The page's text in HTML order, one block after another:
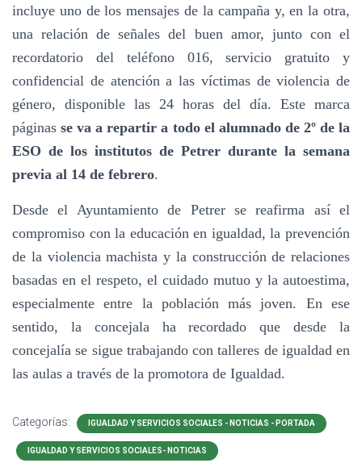
incluye uno de los mensajes de la campaña y, en la otra,
una relación de señales del buen amor, junto con el
recordatorio del teléfono 016, servicio gratuito y
confidencial de atención a las víctimas de violencia de
género, disponible las 24 horas del día. Este marca
páginasse va a repartir a todo el alumnado de 2º de la
ESO de los institutos de Petrer durante la semana
previa al 14 de febrero.
Desde el Ayuntamiento de Petrer se reafirma así el
compromiso con la educación en igualdad, la prevención
de la violencia machista y la construcción de relaciones
basadas en el respeto, el cuidado mutuo y la autoestima,
especialmente entre la población más joven. En ese
sentido, la concejala ha recordado que desde la
concejalía se sigue trabajando con talleres de igualdad en
las aulas a través de la promotora de Igualdad.
Categorías: IGUALDAD Y SERVICIOS SOCIALES - NOTICIAS - PORTADA
IGUALDAD Y SERVICIOS SOCIALES- NOTICIAS